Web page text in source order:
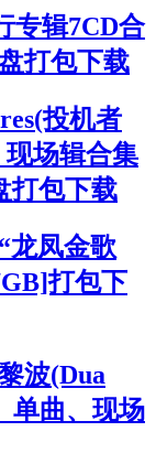
专辑7CD合
打包下载
投机者
现场辑合集
打包下载
龙凤金歌
打包下
波(Dua
单曲、现场